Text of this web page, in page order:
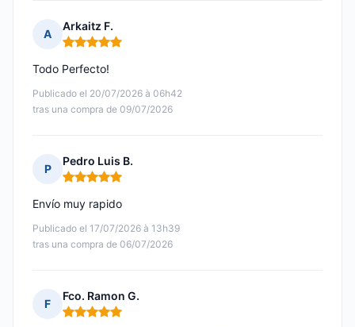
A
Arkaitz F.
Nota: 5 de 5
Publicado el 20/07/2026 à 06h42
tras una compra de 09/07/2026
Todo Perfecto!
P
Pedro Luis B.
Nota: 5 de 5
Publicado el 17/07/2026 à 13h39
tras una compra de 06/07/2026
Envío muy rapido
F
Fco. Ramon G.
Nota: 5 de 5